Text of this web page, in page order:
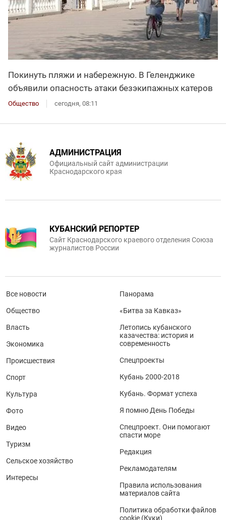
Покинуть пляжи и набережную. В Геленджике
объявили опасность атаки безэкипажных катеров
Общество сегодня, 08:11
АДМИНИСТРАЦИЯ
Официальный сайт администрации
Краснодарского края
КУБАНСКИЙ РЕПОРТЕР
Сайт Краснодарского краевого отделения Союза
журналистов России
Все новости
Общество
Власть
Экономика
Происшествия
Спорт
Культура
Фото
Видео
Туризм
Сельское хозяйство
Интересы
Панорама
«Битва за Кавказ»
Летопись кубанского
казачества: история и
современность
Спецпроекты
Кубань 2000-2018
Кубань. Формат успеха
Я помню День Победы
Спецпроект. Они помогают
спасти море
Редакция
Рекламодателям
Правила использования
материалов сайта
Политика обработки файлов
cookie (Куки)